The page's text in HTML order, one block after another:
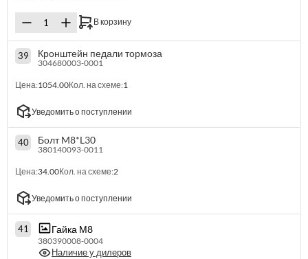
В корзину
39 Кронштейн педали тормоза
304680003-0001
Цена:1054.00Кол. на схеме:1
Уведомить о поступлении
40 Болт M8*L30
380140093-0011
Цена:34.00Кол. на схеме:2
Уведомить о поступлении
41 Гайка М8
380390008-0004
Наличие у дилеров